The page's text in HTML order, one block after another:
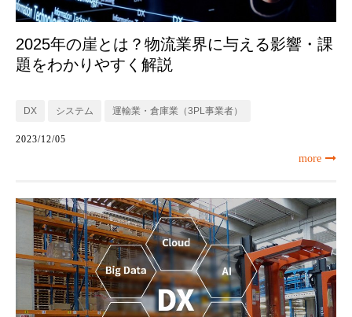
2025年の崖とは？物流業界に与える影響・課
題をわかりやすく解説
DX システム 運輸業・倉庫業（3PL事業者）
2023/12/05
more